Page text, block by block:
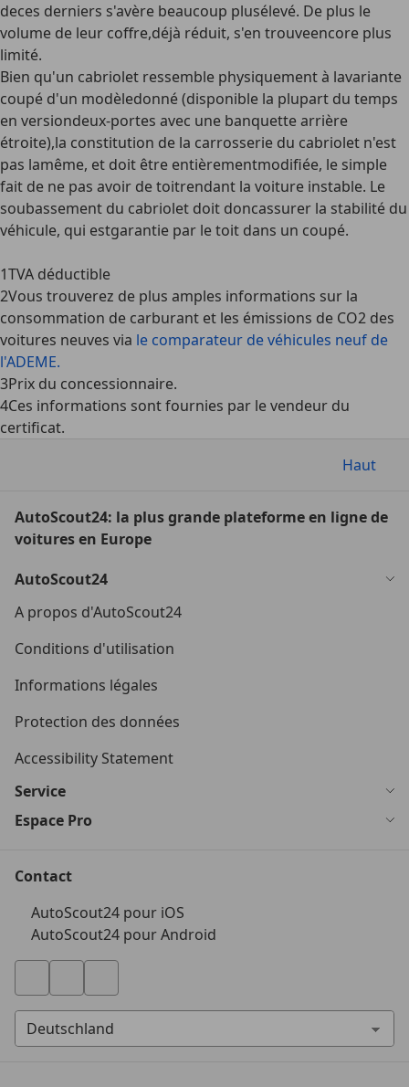
deces derniers s'avère beaucoup plusélevé. De plus le
volume de leur coffre,déjà réduit, s'en trouveencore plus
limité.
Bien qu'un cabriolet ressemble physiquement à lavariante
coupé d'un modèledonné (disponible la plupart du temps
en versiondeux-portes avec une banquette arrière
étroite),la constitution de la carrosserie du cabriolet n'est
pas lamême, et doit être entièrementmodifiée, le simple
fait de ne pas avoir de toitrendant la voiture instable. Le
soubassement du cabriolet doit doncassurer la stabilité du
véhicule, qui estgarantie par le toit dans un coupé.
1TVA déductible
2Vous trouverez de plus amples informations sur la
consommation de carburant et les émissions de CO2 des
voitures neuves via le comparateur de véhicules neuf de
l'ADEME.
3Prix du concessionnaire.
4Ces informations sont fournies par le vendeur du
certificat.
Haut
AutoScout24: la plus grande plateforme en ligne de
voitures en Europe
AutoScout24
A propos d'AutoScout24
Conditions d'utilisation
Informations légales
Protection des données
Accessibility Statement
Service
Espace Pro
Contact
AutoScout24 pour iOS
AutoScout24 pour Android